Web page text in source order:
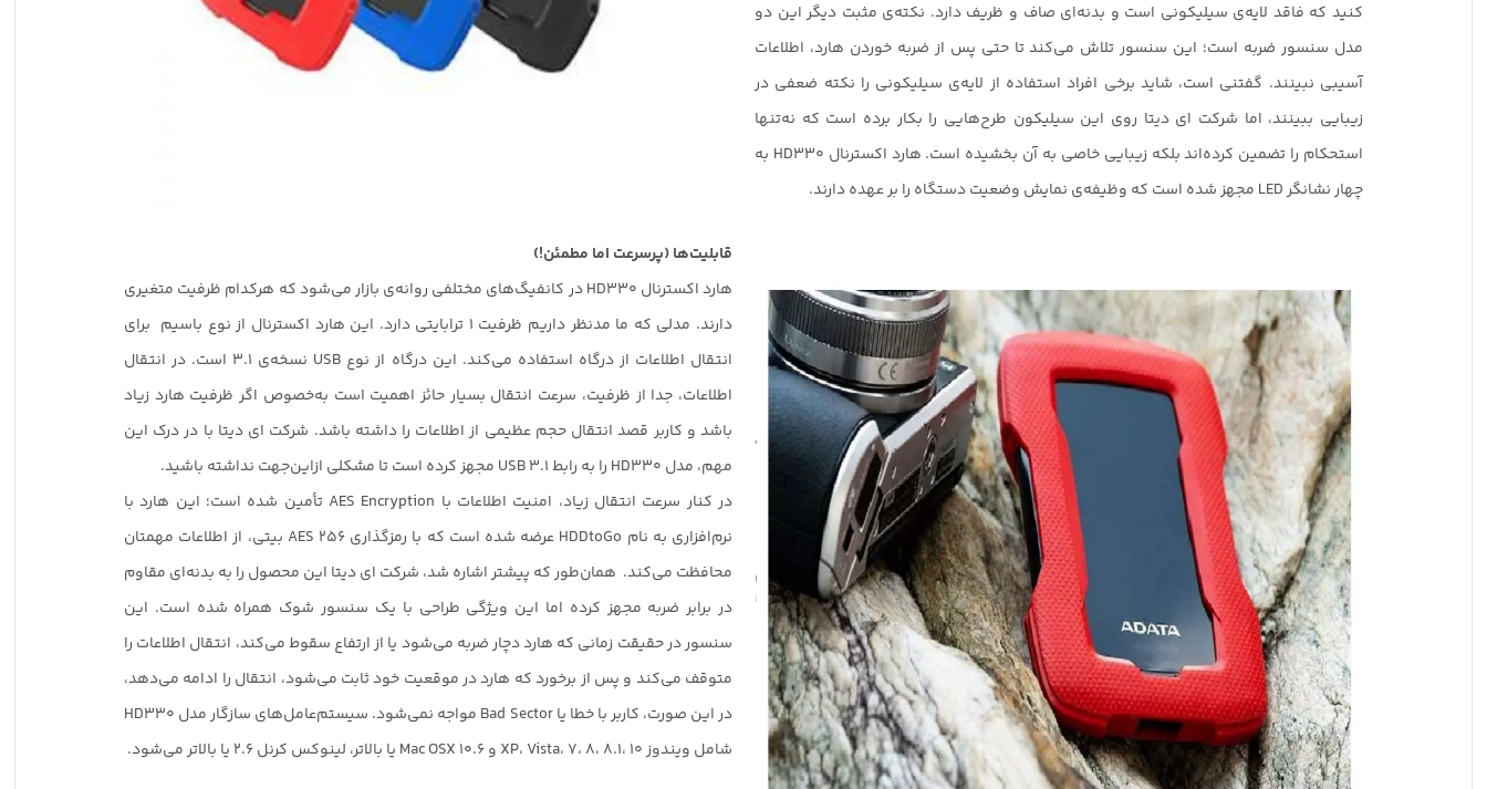
کنید که فاقد لایه‌ی سیلیکونی است و بدنه‌ای صاف و ظریف دارد. نکته‌ی مثبت دیگر این دو
مدل سنسور ضربه است؛ این سنسور تلاش می‌کند تا حتی پس از ضربه خوردن هارد، اطلاعات
آسیبی نبینند. گفتنی است، شاید برخی افراد استفاده از لایه‌ی سیلیکونی را نکته ضعفی در
زیبایی ببینند، اما شرکت ای دیتا روی این سیلیکون طرح‌هایی را بکار برده است که نه‌تنها
استحکام را تضمین کرده‌اند بلکه زیبایی خاصی به آن بخشیده‌ است. هارد اکسترنال HD330 به
چهار نشانگر LED مجهز شده است که وظیفه‌ی نمایش وضعیت دستگاه را بر عهده دارند.
قابلیت‌ها (پرسرعت اما مطمئن!)
هارد اکسترنال HD330 در کانفیگ‌های مختلفی روانه‌ی بازار می‌شود که هرکدام ظرفیت متغیری
دارند. مدلی که ما مدنظر داریم ظرفیت 1 ترابایتی دارد. این هارد اکسترنال از نوع باسیم برای
انتقال اطلاعات از درگاه استفاده می‌کند. این درگاه از نوع USB نسخه‌ی 3.1 است. در انتقال
اطلاعات، جدا از ظرفیت، سرعت انتقال بسیار حائز اهمیت است به‌خصوص اگر ظرفیت هارد زیاد
باشد و کاربر قصد انتقال حجم عظیمی از اطلاعات را داشته باشد. شرکت ای دیتا با در درک این
مهم، مدل HD330 را به رابط USB 3.1 مجهز کرده است تا مشکلی ازاین‌جهت نداشته باشید.
در کنار سرعت انتقال زیاد، امنیت اطلاعات با AES Encryption تأمین شده است؛ این هارد با
نرم‌افزاری به نام HDDtoGo عرضه شده است که با رمزگذاری AES 256 بیتی، از اطلاعات مهمتان
محافظت می‌کند. همان‌طور که پیشتر اشاره شد، شرکت ای دیتا این محصول را به بدنه‌ای مقاوم
در برابر ضربه مجهز کرده اما این ویژگی طراحی با یک سنسور شوک همراه شده است. این
سنسور در حقیقت زمانی که هارد دچار ضربه می‌شود یا از ارتفاع سقوط می‌کند، انتقال اطلاعات را
متوقف می‌کند و پس از برخورد که هارد در موقعیت خود ثابت می‌شود، انتقال را ادامه می‌دهد،
در این صورت، کاربر با خطا یا Bad Sector مواجه نمی‌شود. سیستم‌عامل‌های سازگار مدل HD330
شامل ویندوز XP، Vista، 7، 8، 8.1، 10 و Mac OSX 10.6 یا بالاتر، لینوکس کرنل 2.6 یا بالاتر می‌شود.